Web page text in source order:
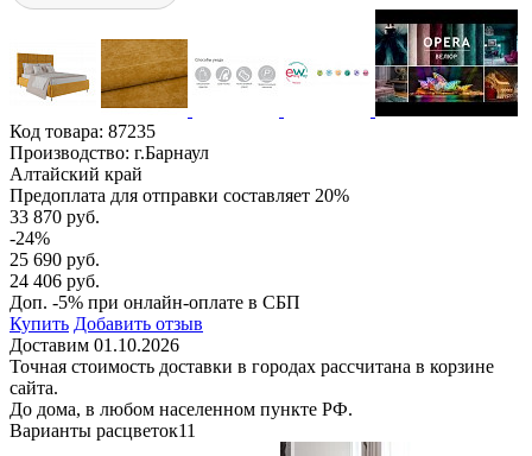
Код товара: 87235
Производство: г.Барнаул
Алтайский край
Предоплата для отправки составляет 20%
33 870 руб.
-24%
25 690 руб.
24 406 руб.
Доп. -5% при онлайн-оплате в СБП
Купить Добавить отзыв
Доставим 01.10.2026
Точная стоимость доставки в городах рассчитана в корзине
сайта.
До дома, в любом населенном пункте РФ.
Варианты расцветок11